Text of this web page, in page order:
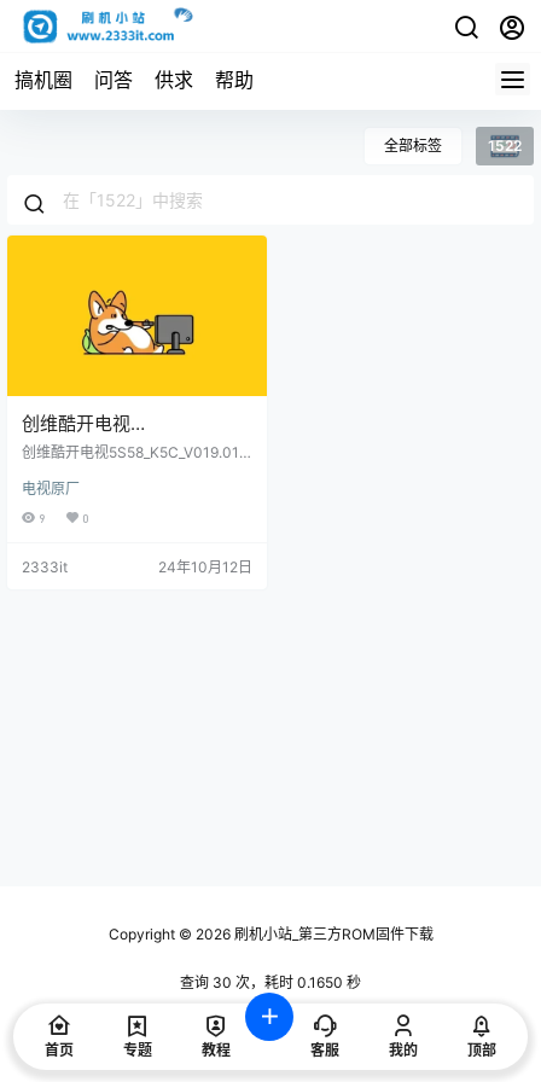
搞机圈 问答 供求 帮助
全部标签 1522
创维酷开电视
5S58_K5C_V019.010.110_9_
5S58_K5N_6S57_K6S_6S5
8_K6S_6S57_E6_6S58_E6_
S57_K60_1522原厂程序U盘
创维酷开电视5S58_K5C_V019.010.
S58_K5N_6S57_K6S_6S58_K6S_6S
57_E6_6S58_E6_6S57_H5_6S58_H5_
电视原厂
9 0
2333it 24年10月12日
Copyright © 2026刷机小站_第三方ROM固件下载
查询 30 次，耗时 0.1650 秒
首页 专题 教程 客服 我的 顶部